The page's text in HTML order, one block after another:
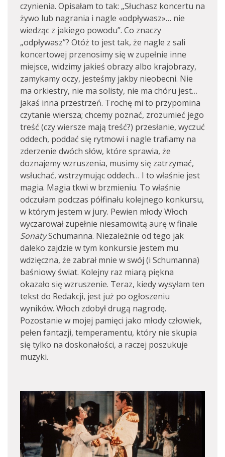
czynienia. Opisałam to tak: „Słuchasz koncertu na
żywo lub nagrania i nagle «odpływasz»… nie
wiedząc z jakiego powodu”. Co znaczy
„odpływasz”? Otóż to jest tak, że nagle z sali
koncertowej przenosimy się w zupełnie inne
miejsce, widzimy jakieś obrazy albo krajobrazy,
zamykamy oczy, jesteśmy jakby nieobecni. Nie
ma orkiestry, nie ma solisty, nie ma chóru jest…
jakaś inna przestrzeń. Trochę mi to przypomina
czytanie wiersza; chcemy poznać, zrozumieć jego
treść (czy wiersze mają treść?) przesłanie, wyczuć
oddech, poddać się rytmowi i nagle trafiamy na
zderzenie dwóch słów, które sprawia, że
doznajemy wzruszenia, musimy się zatrzymać,
wsłuchać, wstrzymując oddech… I to właśnie jest
magia. Magia tkwi w brzmieniu. To właśnie
odczułam podczas półfinału kolejnego konkursu,
w którym jestem w jury. Pewien młody Włoch
wyczarował zupełnie niesamowitą aurę w finale
SonatySchumanna. Niezależnie od tego jak
daleko zajdzie w tym konkursie jestem mu
wdzięczna, że zabrał mnie w swój (i Schumanna)
baśniowy świat. Kolejny raz miarą piękna
okazało się wzruszenie. Teraz, kiedy wysyłam ten
tekst do Redakcji, jest już po ogłoszeniu
wyników. Włoch zdobył drugą nagrodę.
Pozostanie w mojej pamięci jako młody człowiek,
pełen fantazji, temperamentu, który nie skupia
się tylko na doskonałości, a raczej poszukuje
muzyki.